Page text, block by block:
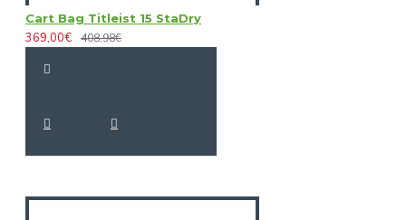
Cart Bag Titleist 15 StaDry
369,00€ 408,98€